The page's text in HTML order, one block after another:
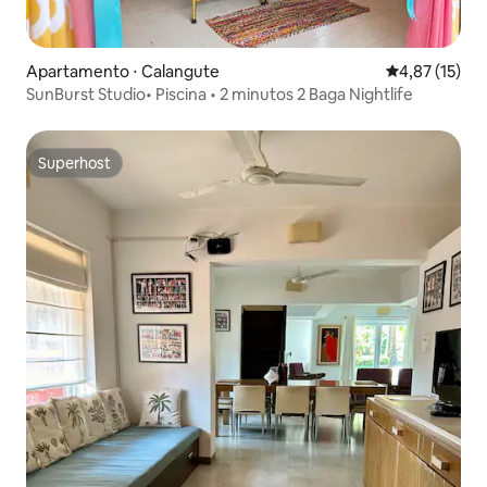
Apartamento ⋅ Calangute 4,87 de uma
4,87 (15)
SunBurst Studio• Piscina • 2 minutos 2 Baga Nightlife
Superhost
Superhost